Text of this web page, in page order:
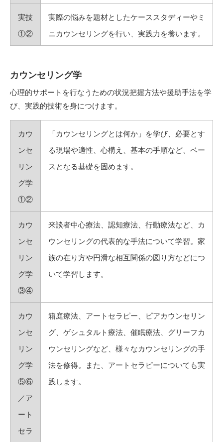
実技
①②
実際の悩みを題材としたケーススタディーやミ
ニカウンセリングを行い、実践力を養います。
カウンセリング学
心理的サポートを行なうための状況把握方法や援助手法を学
び、実践的技術を身につけます。
カウ
ンセ
リン
グ学
①②
「カウンセリングとは何か」を学び、必要とす
る現場や適性、心構え、基本の手順など、ベー
スとなる基礎を固めます。
カウ
ンセ
リン
グ学
③④
来談者中心療法、認知療法、行動療法など、カ
ウンセリングの代表的な手法について学習。家
族の在り方や円滑な相互関係の図り方などにつ
いて学習します。
カウ
ンセ
リン
グ学
⑤⑥
／ア
ート
セラ
箱庭療法、アートセラピー、ピアカウンセリン
グ、ゲシュタルト療法、催眠療法、グリーフカ
ウンセリングなど、様々なカウンセリングの手
法を修得。また、アートセラピーについても実
践します。